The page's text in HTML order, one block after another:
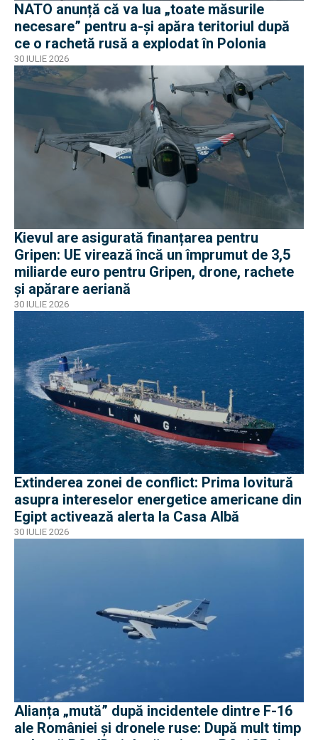
NATO anunță că va lua „toate măsurile
necesare” pentru a-și apăra teritoriul după
ce o rachetă rusă a explodat în Polonia
30 IULIE 2026
Kievul are asigurată finanțarea pentru
Gripen: UE virează încă un împrumut de 3,5
miliarde euro pentru Gripen, drone, rachete
și apărare aeriană
30 IULIE 2026
Extinderea zonei de conflict: Prima lovitură
asupra intereselor energetice americane din
Egipt activează alerta la Casa Albă
30 IULIE 2026
Alianța „mută” după incidentele dintre F-16
ale României și dronele ruse: După mult timp